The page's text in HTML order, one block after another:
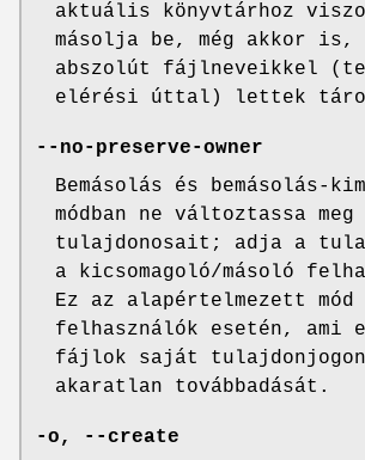
aktuális könyvtárhoz
másolja be, még akkor is,
abszolút fájlneveikkel
elérési úttal) lettek
--no-preserve-owner
Bemásolás és bemásolás-
módban ne változtassa
tulajdonosait; adja a
a kicsomagoló/másoló
Ez az alapértelmezett mód
felhasználók esetén, ami
fájlok saját
akaratlan továbbadását.
-o, --create